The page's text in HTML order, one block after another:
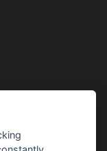
Str. 11, 93083